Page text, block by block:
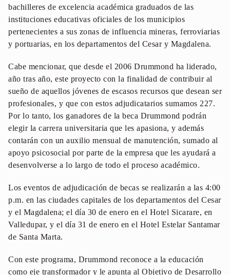
bachilleres de excelencia académica graduados de las
instituciones educativas oficiales de los municipios
pertenecientes a sus zonas de influencia mineras, ferroviarias
y portuarias, en los departamentos del Cesar y Magdalena.
Cabe mencionar, que desde el 2006 Drummond ha liderado,
año tras año, este proyecto con la finalidad de contribuir al
sueño de aquellos jóvenes de escasos recursos que desean ser
profesionales, y que con estos adjudicatarios sumamos 227.
Por lo tanto, los ganadores de la beca Drummond podrán
elegir la carrera universitaria que les apasiona, y además
contarán con un auxilio mensual de manutención, sumado al
apoyo psicosocial por parte de la empresa que les ayudará a
desenvolverse a lo largo de todo el proceso académico.
Los eventos de adjudicación de becas se realizarán a las 4:00
p.m. en las ciudades capitales de los departamentos del Cesar
y el Magdalena; el día 30 de enero en el Hotel Sicarare, en
Valledupar, y el día 31 de enero en el Hotel Estelar Santamar
de Santa Marta.
Con este programa, Drummond reconoce a la educación
como eje transformador y le apunta al Objetivo de Desarrollo